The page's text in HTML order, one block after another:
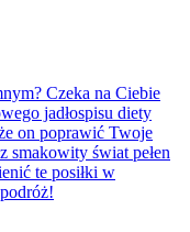
Czeka na Ciebie
jadłospisu diety
on poprawić Twoje
smakowity świat pełen
te posiłki w